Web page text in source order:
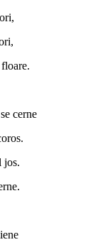
cerne
jos.